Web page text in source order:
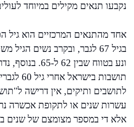
נקבעו תנאים מקילים במיוחד
אחד מהתנאים המרכזיים הוא גיל
בגיל 67 לגבר, ובקרב נשים
לתושבים ותיקים, אין דרישה
עשרות שנים או לתקופת אכשרה
אלא די במספר מצומצם של שנים